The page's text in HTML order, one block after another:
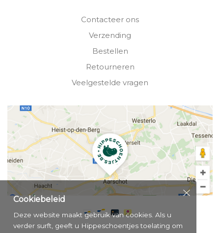
Contacteer ons
Verzending
Bestellen
Retourneren
Veelgestelde vragen
Cookiebeleid
Deze website maakt gebruik van cookies. Als u
verder surft, geeft u Hippeschoentjes toelating om